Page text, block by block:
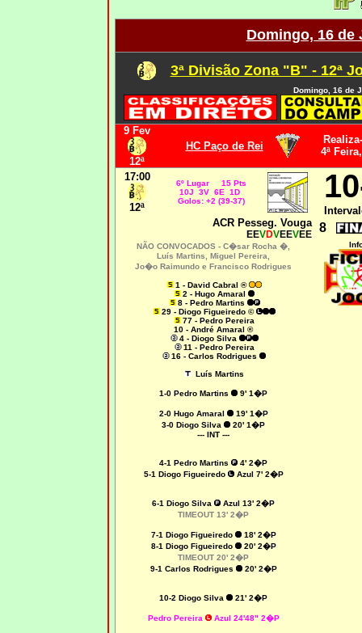
Domingo, 16 de
3ª Divisão Zona "B" - 12ª
Domingo, 16 de
9 Fev
12ª
HC Paço de Rei
4ª
17:00
12ª
6º Lugar 15 Pts
10J 3V 6E 1D
Golos: +2 (39-37)
ACR Pesseg. Vouga
EEVDVEEVEE 8
NÃO CONVOCADOS - C�sar Rocha �,
Luís Martins,
Miguel Pereira,
Jo�o Raimundo e Francisco Rodrigues
1 - David Cabral ®
2 - Hugo Amaral
8 - Pedro Martins
29 - Diogo Figueiredo ©
77 - Pedro Pereira
10 - André Amaral ®
4 - Diogo Silva
11 - Pedro Pereira
16 - Carlos Rodrigues
Luís Martins
1-0 Pedro Martins 9' 1�P
2-0 Hugo Amaral
19' 1�P
3-0 Diogo Silva
20' 1�P
--- INT ---
4-1 Pedro Martins
4' 2�P
5-1 Diogo Figueiredo
Azul 7' 2�P
6-1 Diogo Silva
Azul 13' 2�P
TIMEOUT 13' 2�P
7-1 Diogo Figueiredo
18' 2�P
8-1 Diogo Figueiredo
20' 2�P
TIMEOUT 20' 2�P
9-1 Carlos Rodrigues
20' 2�P
10-2 Diogo Silva 21' 2�P
Pedro Pereira Azul 24'48" 2�P